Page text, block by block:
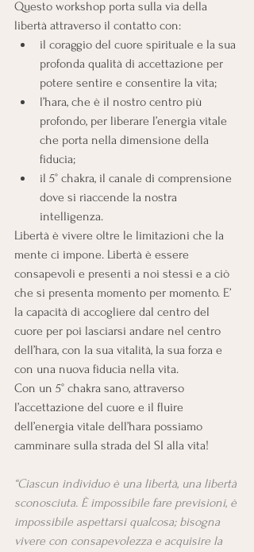
Questo workshop porta sulla via della
libertà attraverso il contatto con:
il coraggio del cuore spirituale e la sua
profonda qualità di accettazione per
potere sentire e consentire la vita;
l’hara, che è il nostro centro più
profondo, per liberare l’energia vitale
che porta nella dimensione della
fiducia;
il 5° chakra, il canale di comprensione
dove si riaccende la nostra
intelligenza.
Libertà è vivere oltre le limitazioni che la
mente ci impone. Libertà è essere
consapevoli e presenti a noi stessi e a ciò
che si presenta momento per momento. E’
la capacità di accogliere dal centro del
cuore per poi lasciarsi andare nel centro
dell’hara, con la sua vitalità, la sua forza e
con una nuova fiducia nella vita.
Con un 5° chakra sano, attraverso
l’accettazione del cuore e il fluire
dell’energia vitale dell’hara possiamo
camminare sulla strada del SI alla vita!
“Ciascun individuo è una libertà, una libertà
sconosciuta. È impossibile fare previsioni, è
impossibile aspettarsi qualcosa; bisogna
vivere con consapevolezza e acquisire la